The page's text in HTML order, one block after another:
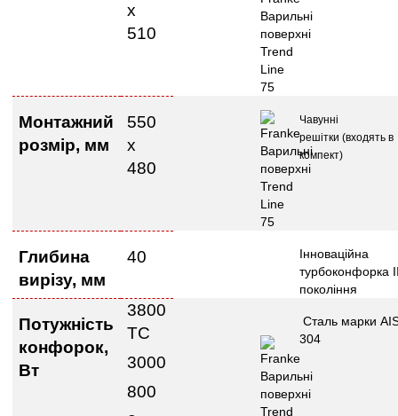
х
510
Монтажний
розмір, мм
550
х
480
Чавунні
решітки (входять в
компект)
Глибина
вирізу, мм
40
Інноваційна
турбоконфорка
покоління
Потужність
конфорок,
Вт
3800
ТС
3000
800
Сталь марки
304